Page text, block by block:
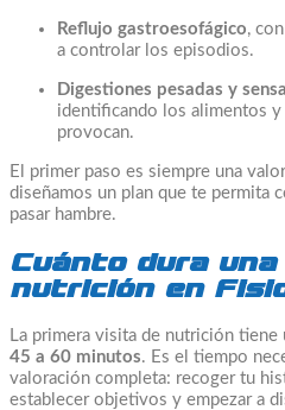
Reflujo gastroesofágico,
a controlar los episodios.
Digestiones pesadas y
identificando los alimentos y
provocan.
El primer paso es siempre una
diseñamos un plan que te permita
pasar hambre.
Cuánto dura una
nutrición en
La primera visita de nutrición tiene
45 a 60 minutos. Es el tiempo
valoración completa: recoger tu
establecer objetivos y empezar a